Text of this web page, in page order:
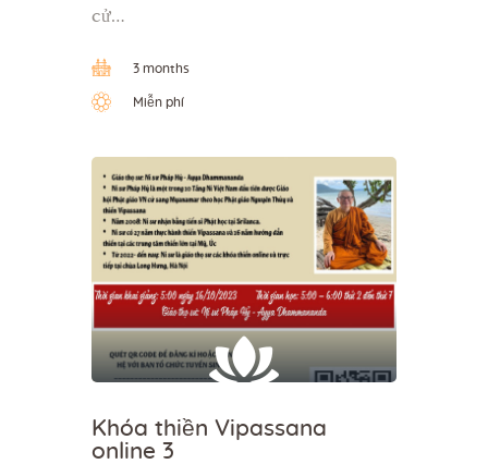
cử…
3 months
Miễn phí
Khóa thiền Vipassana
online 3